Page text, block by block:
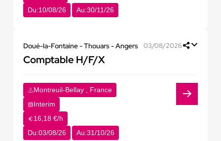
Du:10/08/26 Au:30/11/26
Doué-la-Fontaine - Thouars - Angers 03/08/2026
Comptable H/F/X
Montreuil-Bellay , France
Interim
16,18 €/h
Du:03/08/26 Au:31/10/26